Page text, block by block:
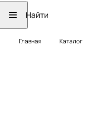
Главная Каталог